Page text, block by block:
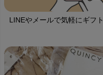
LINEやメールで気軽にギフト